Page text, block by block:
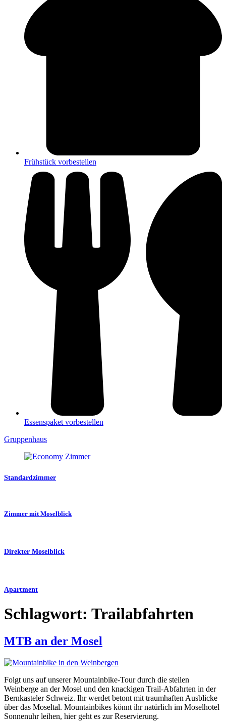
Frühstück vorbestellen
Essenspaket vorbestellen
Gruppenhaus
Standardzimmer
Zimmer mit Moselblick
Direkter Moselblick
Apartment
Schlagwort: Trailabfahrten
MTB an der Mosel
Folgt uns auf unserer Mountainbike-Tour durch die steilen
Weinberge an der Mosel und den knackigen Trail-Abfahrten in der
Bernkasteler Schweiz. Ihr werdet betont mit traumhaften Ausblicke
über das Moseltal. Mountainbikes könnt ihr natürlich im Moselhotel
Sonnenuhr leihen, hier geht es zur Reservierung.